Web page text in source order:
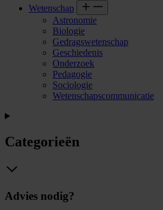
Wetenschap
Astronomie
Biologie
Gedragswetenschap
Geschiedenis
Onderzoek
Pedagogie
Sociologie
Wetenschapscommunicatie
Categorieën
Advies nodig?